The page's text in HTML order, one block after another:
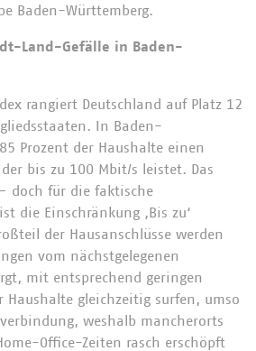
Baden-Württemberg.
Land-Gefälle in Baden-
rangiert Deutschland auf Platz 12
In Baden-
Prozent der Haushalte einen
bis zu 100 Mbit/s leistet. Das
doch für die faktische
die Einschränkung ‚Bis zu‘
der Hausanschlüsse werden
vom nächstgelegenen
mit entsprechend geringen
Haushalte gleichzeitig surfen, umso
weshalb mancherorts
Office-Zeiten rasch erschöpft